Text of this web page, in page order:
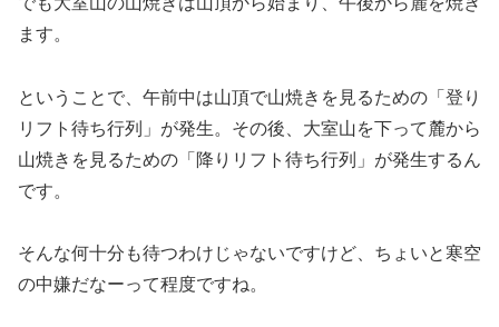
ます。
ということで、午前中は山頂で山焼きを見るための「登り
リフト待ち行列」が発生。その後、大室山を下って麓から
山焼きを見るための「降りリフト待ち行列」が発生するん
です。
そんな何十分も待つわけじゃないですけど、ちょいと寒空
の中嫌だなーって程度ですね。